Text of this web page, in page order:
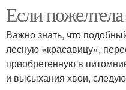
Если
Важно знать, что
лесную «красавицу»,
приобретенную в
и высыхания хвои,